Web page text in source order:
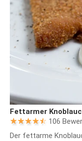
Fettarmer
106
Der fettarme